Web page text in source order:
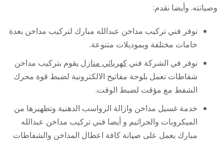
وصيانته. وأيضا نقدم:
نوفر فني تركيب مداخن عبدالله مبارك لتركيب مداخن بعدة
خامات مختلفة وبموديلات متنوعة.
نوفر في الشركة فنيكهربائي منازل يقوم بتركيب مداخن
شفاطات تعمل بلوحة مفاتيح الالكترونية لضبط قوة محرك
الشفط مع مؤقت لضبط الوقت.
خدمة غسيل مداخن وازالة الرواسب الدهنية وتطهيرها من
الميكروبات والجراثيم و أيضا فني تركيب مداخن عبدالله
مبارك يعمل على صيانة كافة اعطال المداخن والشفاطات